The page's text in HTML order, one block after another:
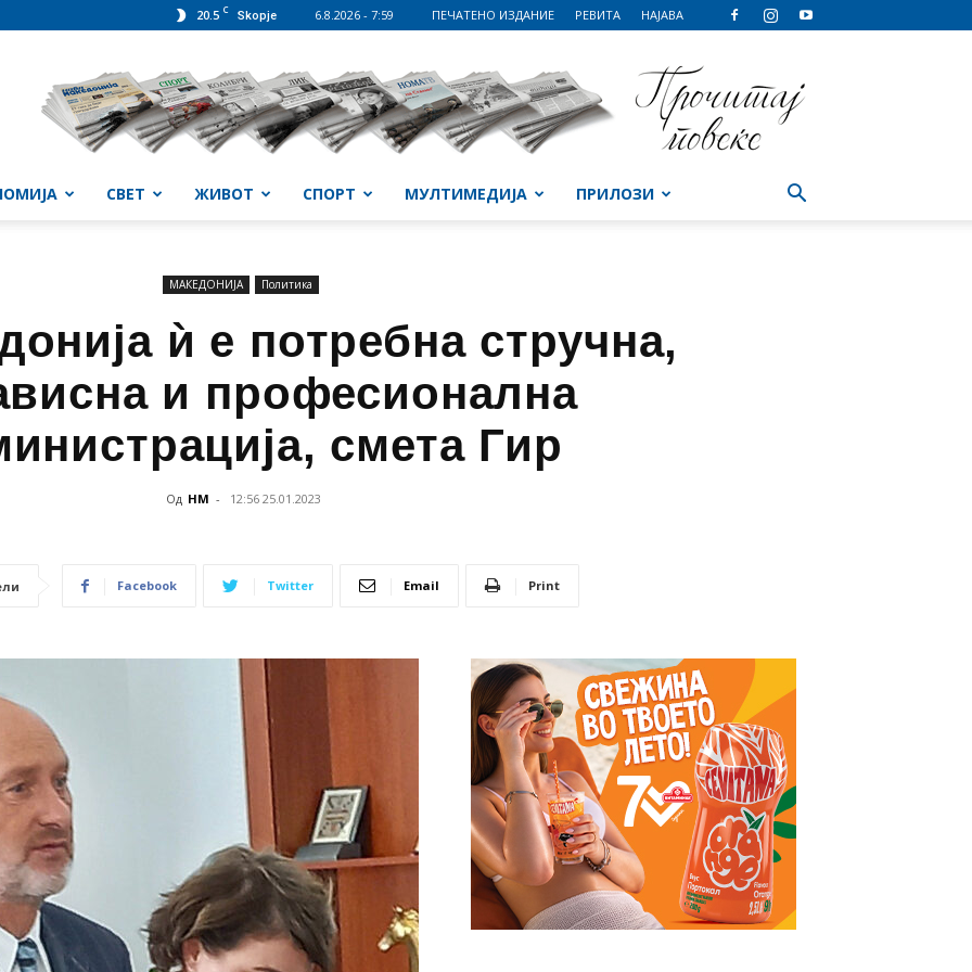
20.5 C Skopje 6.8.2026 - 7:59 ПЕЧАТЕНО ИЗДАНИЕ РЕВИТА НАЈАВА
СВЕТ ЖИВОТ СПОРТ МУЛТИМЕДИЈА ПРИЛОЗИ
МАКЕДОНИЈА Политика
ѝ е потребна стручна,
и професионална
смета Гир
Од НМ - 12:56 25.01.2023
Facebook Twitter Email Print